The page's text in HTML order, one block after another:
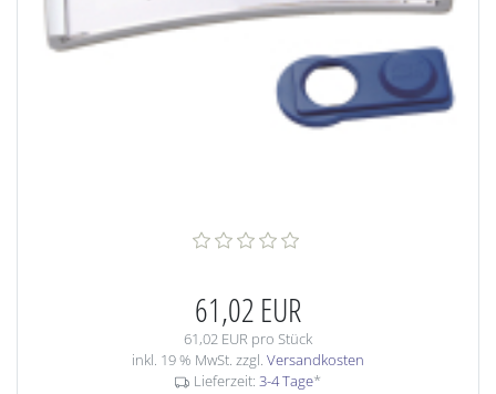
61,02 EUR
61,02 EUR pro Stück
inkl. 19 % MwSt. zzgl. Versandkosten
Lieferzeit: 3-4 Tage*